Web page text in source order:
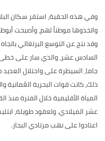
وفي هذه الحقبة،استقر سكان
واتخذوها موطناً لهم، وأصبحت
وقد نتج عن التوسع البرتغالي
السادس عشر، والذي سار على
جاما، السيطرة على واحتلال
ذلك، كانت قوات البحرية العُمانية
المياة الأقليمية خلال الفترة
عشر الميلادي.ولعقود طويلة،
اعتادوا على نهب مرتادي البحار.